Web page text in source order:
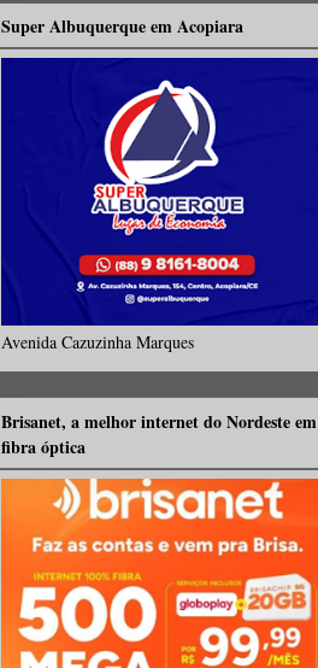
Super Albuquerque em Acopiara
Avenida Cazuzinha Marques
Brisanet, a melhor internet do Nordeste em
fibra óptica